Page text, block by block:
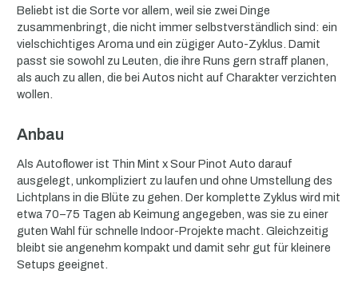
Beliebt ist die Sorte vor allem, weil sie zwei Dinge
zusammenbringt, die nicht immer selbstverständlich sind: ein
vielschichtiges Aroma und ein zügiger Auto-Zyklus. Damit
passt sie sowohl zu Leuten, die ihre Runs gern straff planen,
als auch zu allen, die bei Autos nicht auf Charakter verzichten
wollen.
Anbau
Als Autoflower ist Thin Mint x Sour Pinot Auto darauf
ausgelegt, unkompliziert zu laufen und ohne Umstellung des
Lichtplans in die Blüte zu gehen. Der komplette Zyklus wird mit
etwa 70–75 Tagen ab Keimung angegeben, was sie zu einer
guten Wahl für schnelle Indoor-Projekte macht. Gleichzeitig
bleibt sie angenehm kompakt und damit sehr gut für kleinere
Setups geeignet.